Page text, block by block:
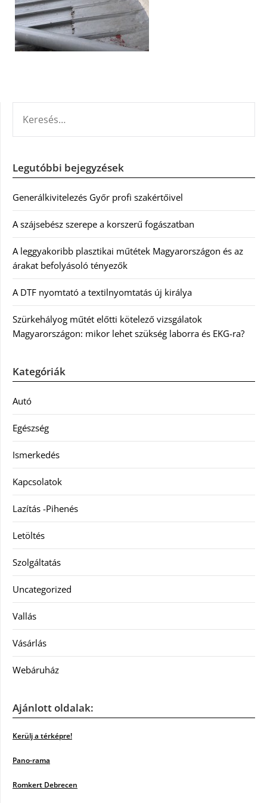
Legutóbbi bejegyzések
Generálkivitelezés Győr profi szakértőivel
A szájsebész szerepe a korszerű fogászatban
A leggyakoribb plasztikai műtétek Magyarországon és az
árakat befolyásoló tényezők
A DTF nyomtató a textilnyomtatás új királya
Szürkehályog műtét előtti kötelező vizsgálatok
Magyarországon: mikor lehet szükség laborra és EKG-ra?
Kategóriák
Autó
Egészség
Ismerkedés
Kapcsolatok
Lazítás -Pihenés
Letöltés
Szolgáltatás
Uncategorized
Vallás
Vásárlás
Webáruház
Ajánlott oldalak:
Kerülj a térképre!
Pano-rama
Romkert Debrecen